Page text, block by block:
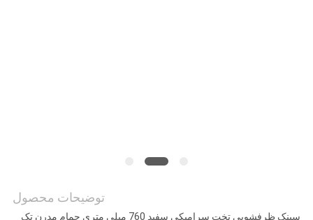
توضیحات محصول
سینک ظرفشویی تخت سرامیکی سفید 760 میلی متری حمام مدرن تک